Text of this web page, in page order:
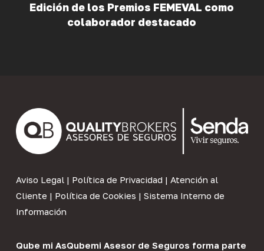
Edición de los Premios FEMEVAL como
colaborador destacado
Aviso Legal| Política de Privacidad | Atención al
Cliente | Política de Cookies | Sistema Interno de
Información
Qube mi AsQubemi Asesor de Seguros forma parte